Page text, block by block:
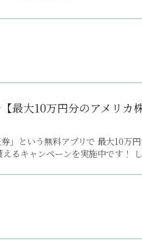
最大10万円分のアメリカ
という無料アプリで 最大10万
るキャンペーンを実施中です！